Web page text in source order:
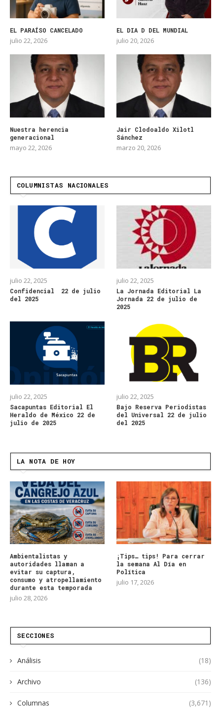
EL PARAÍSO CANCELADO
julio 22, 2026
EL DIA D DEL MUNDIAL
julio 20, 2026
Nuestra herencia
generacional
mayo 22, 2026
Jair Clodoaldo Xilotl
Sánchez
marzo 20, 2026
COLUMNISTAS NACIONALES
julio 22, 2025
Confidencial 22 de julio
del 2025
julio 22, 2025
La Jornada Editorial La
Jornada 22 de julio de
2025
julio 22, 2025
Sacapuntas Editorial El
Heraldo de México 22 de
julio de 2025
julio 22, 2025
Bajo Reserva Periodistas
del Universal 22 de julio
del 2025
LA NOTA DE HOY
Ambientalistas y
autoridades llaman a
evitar su captura,
consumo y atropellamiento
durante esta temporada
julio 28, 2026
¡Tips… tips! Para cerrar
la semana Al Día en
Política
julio 17, 2026
SECCIONES
Análisis (18)
Archivo (136)
Columnas (3,671)